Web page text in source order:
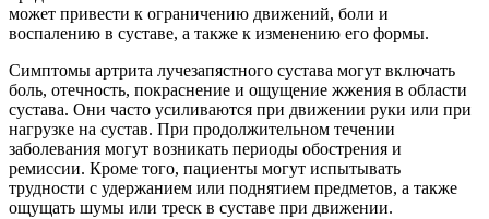
может привести к ограничению движений, боли и
воспалению в суставе, а также к изменению его формы.
Симптомы артрита лучезапястного сустава могут включать
боль, отечность, покраснение и ощущение жжения в области
сустава. Они часто усиливаются при движении руки или при
нагрузке на сустав. При продолжительном течении
заболевания могут возникать периоды обострения и
ремиссии. Кроме того, пациенты могут испытывать
трудности с удержанием или поднятием предметов, а также
ощущать шумы или треск в суставе при движении.